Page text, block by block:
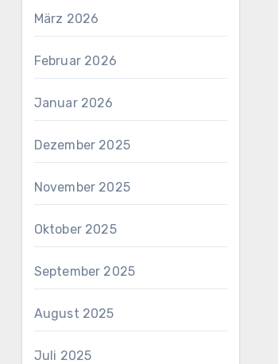
März 2026
Februar 2026
Januar 2026
Dezember 2025
November 2025
Oktober 2025
September 2025
August 2025
Juli 2025